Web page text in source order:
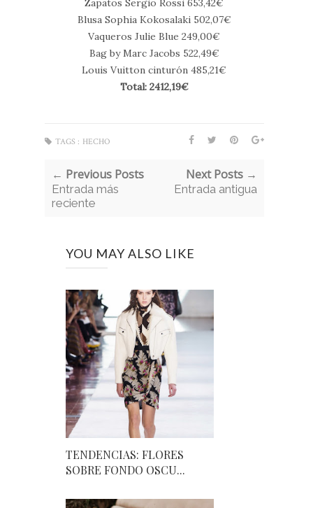
Zapatos Sergio Rossi 653,42€
Blusa Sophia Kokosalaki 502,07€
Vaqueros Julie Blue 249,00€
Bag by Marc Jacobs 522,49€
Louis Vuitton cinturón 485,21€
Total: 2412,19€
TAGS : HECHO
← Previous Posts
Entrada más
reciente
Next Posts →
Entrada antigua
YOU MAY ALSO LIKE
TENDENCIAS: FLORES
SOBRE FONDO OSCU...